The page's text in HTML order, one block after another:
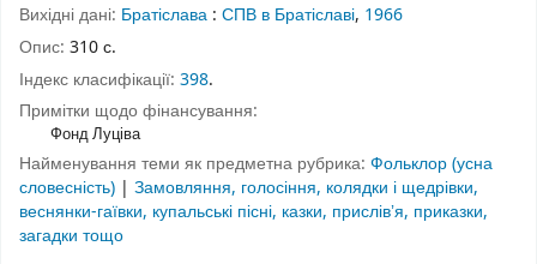
Вихідні дані: Братіслава : СПВ в Братіславі, 1966
Опис: 310 с.
Індекс класифікації: 398.
Примітки щодо фінансування:
Фонд Луціва
Найменування теми як предметна рубрика: Фольклор (усна
словесність) | Замовляння, голосіння, колядки і щедрівки,
веснянки-гаївки, купальські пісні, казки, прислівʼя, приказки,
загадки тощо